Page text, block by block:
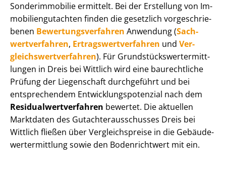
Sonderimmobilie ermittelt. Bei der Erstellung von Im­
mo­bi­li­en­gut­ach­ten finden die gesetzlich vor­ge­schrie­
be­nen Be­wer­tungs­ver­fah­ren Anwendung (Sach­
wert­ver­fah­ren, Er­trags­wert­ver­fah­ren und Ver­
gleichs­wert­ver­fah­ren). Für Grund­stücks­wert­ermitt­
lun­gen in Dreis bei Wittlich wird eine baurechtliche
Prüfung der Liegenschaft durchgeführt und bei
entsprechendem Ent­wick­lungs­po­ten­zi­al nach dem
Re­si­du­al­wert­ver­fah­ren bewertet. Die aktuellen
Marktdaten des Gut­ach­ter­aus­schus­ses Dreis bei
Wittlich fließen über Ver­gleichs­prei­se in die Ge­bäu­de­
wert­ermitt­lung sowie den Bodenrichtwert mit ein.